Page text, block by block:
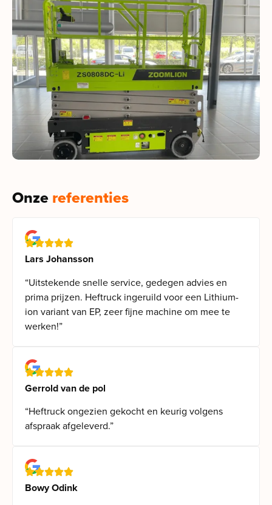
Onzereferenties
Lars Johansson
“Uitstekende snelle service, gedegen advies en
prima prijzen. Heftruck ingeruild voor een Lithium-
ion variant van EP, zeer fijne machine om mee te
werken!”
Gerrold van de pol
“Heftruck ongezien gekocht en keurig volgens
afspraak afgeleverd.”
Bowy Odink